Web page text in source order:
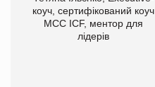
коуч, сертифікований коуч
МСС ICF, ментор для
лідерів